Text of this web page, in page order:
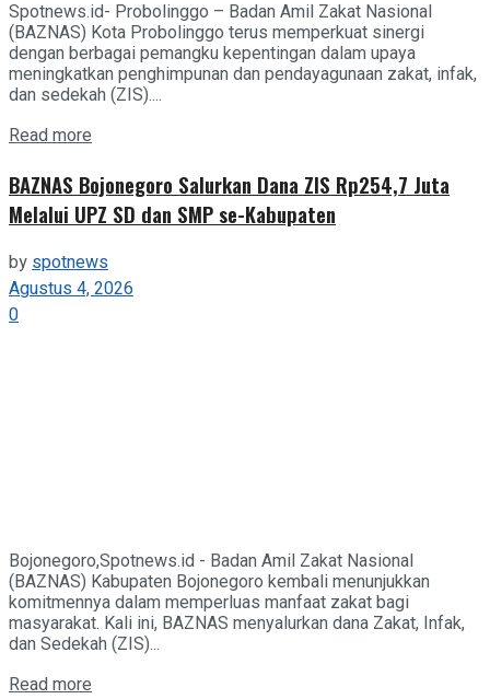
Spotnews.id- Probolinggo – Badan Amil Zakat Nasional
(BAZNAS) Kota Probolinggo terus memperkuat sinergi
dengan berbagai pemangku kepentingan dalam upaya
meningkatkan penghimpunan dan pendayagunaan zakat, infak,
dan sedekah (ZIS)....
Read more
BAZNAS Bojonegoro Salurkan Dana ZIS Rp254,7 Juta
Melalui UPZ SD dan SMP se-Kabupaten
by spotnews
Agustus 4, 2026
0
Bojonegoro,Spotnews.id - Badan Amil Zakat Nasional
(BAZNAS) Kabupaten Bojonegoro kembali menunjukkan
komitmennya dalam memperluas manfaat zakat bagi
masyarakat. Kali ini, BAZNAS menyalurkan dana Zakat, Infak,
dan Sedekah (ZIS)...
Read more